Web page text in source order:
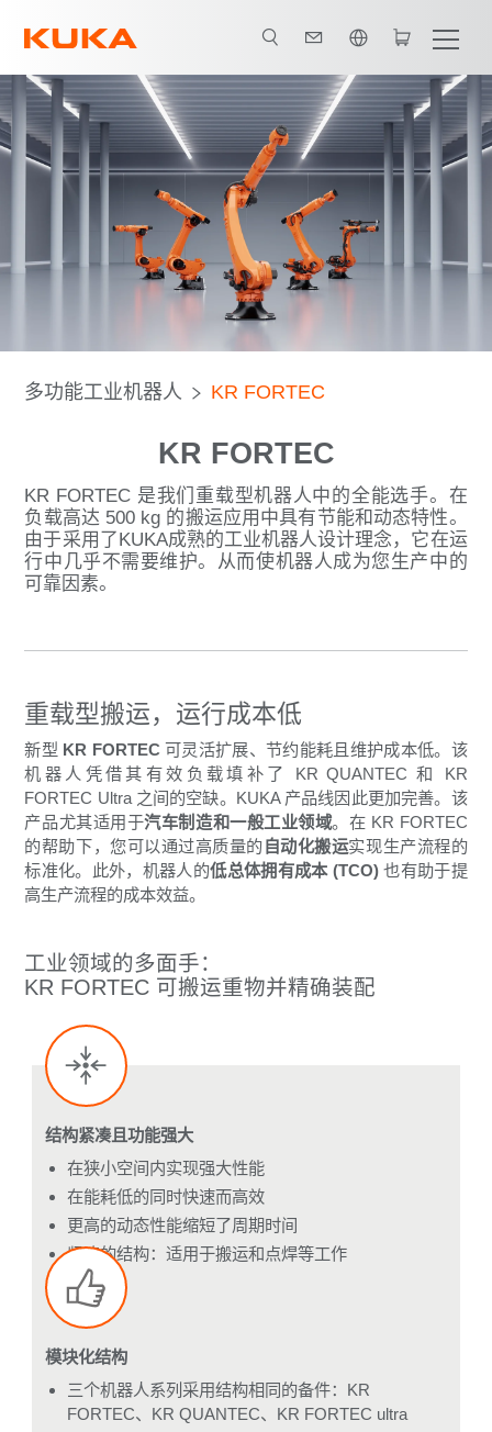
优势 应用 产品手册
多功能工业机器人 KR FORTEC
KR FORTEC
KR FORTEC 是我们重载型机器人中的全能选手。在
负载高达 500 kg 的搬运应用中具有节能和动态特性。
由于采用了KUKA成熟的工业机器人设计理念，它在运
行中几乎不需要维护。从而使机器人成为您生产中的
可靠因素。
重载型搬运，运行成本低
新型 KR FORTEC可灵活扩展、节约能耗且维护成本低。该
机器人凭借其有效负载填补了 KR QUANTEC 和 KR
FORTEC Ultra 之间的空缺。KUKA 产品线因此更加完善。该
产品尤其适用于汽车制造和一般工业领域。在 KR FORTEC
的帮助下，您可以通过高质量的自动化搬运实现生产流程的
标准化。此外，机器人的低总体拥有成本 (TCO)也有助于提
高生产流程的成本效益。
工业领域的多面手：
KR FORTEC 可搬运重物并精确装配
结构紧凑且功能强大
在狭小空间内实现强大性能
在能耗低的同时快速而高效
更高的动态性能缩短了周期时间
紧凑的结构：适用于搬运和点焊等工作
模块化结构
三个机器人系列采用结构相同的备件：KR
FORTEC、KR QUANTEC、KR FORTEC ultra